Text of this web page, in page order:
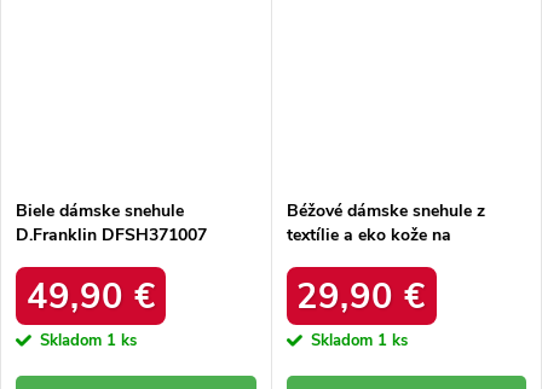
Biele dámske snehule
D.Franklin DFSH371007
slip-on zapínaním
49,90 €
Skladom 1 ks
Béžové dámske snehule z
textílie a eko kože na
kód produktu C-277 BEIGE
29,90 €
Skladom 1 ks